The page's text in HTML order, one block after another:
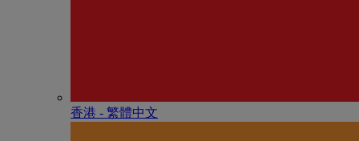
香港 - 繁體中文